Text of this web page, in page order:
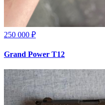
250 000 ₽
Grand Power T12